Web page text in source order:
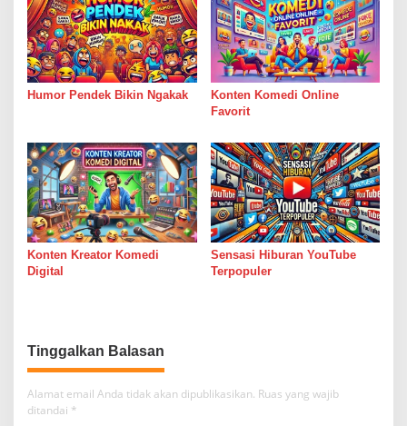
Humor Pendek Bikin Ngakak
Konten Komedi Online
Favorit
Konten Kreator Komedi
Digital
Sensasi Hiburan YouTube
Terpopuler
Tinggalkan Balasan
Alamat email Anda tidak akan dipublikasikan. Ruas yang wajib
ditandai *